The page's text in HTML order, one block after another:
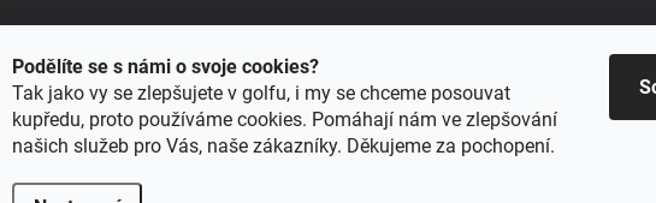
Podělíte se s námi o svoje cookies?
Tak jako vy se zlepšujete v golfu, i my se chceme posouvat
kupředu, proto používáme cookies. Pomáhají nám ve zlepšování
našich služeb pro Vás, naše zákazníky. Děkujeme za pochopení.